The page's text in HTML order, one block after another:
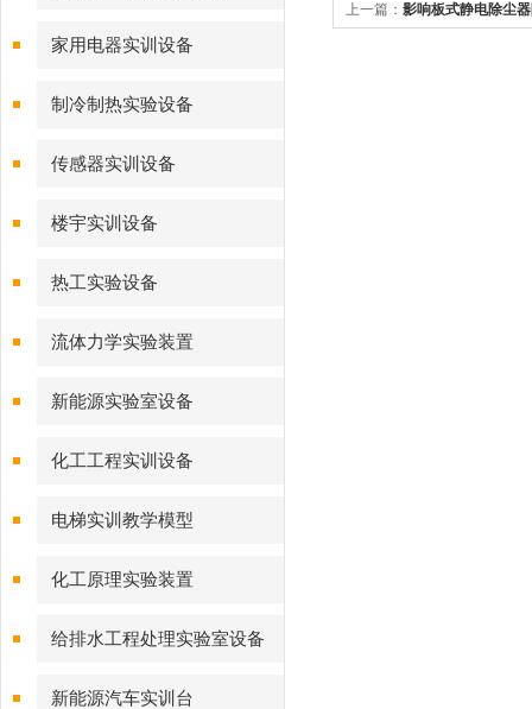
家用电器实训设备
制冷制热实验设备
传感器实训设备
楼宇实训设备
热工实验设备
流体力学实验装置
新能源实验室设备
化工工程实训设备
电梯实训教学模型
化工原理实验装置
给排水工程处理实验室设备
新能源汽车实训台
上一篇： 影响板式静电除尘